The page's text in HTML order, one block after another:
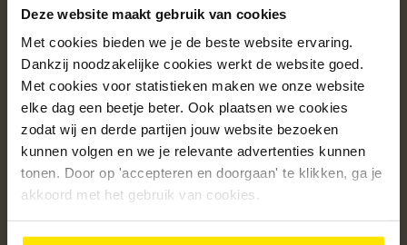
Deze website maakt gebruik van cookies
Met cookies bieden we je de beste website ervaring.
Dankzij noodzakelijke cookies werkt de website goed.
Met cookies voor statistieken maken we onze website
elke dag een beetje beter. Ook plaatsen we cookies
zodat wij en derde partijen jouw website bezoeken
kunnen volgen en we je relevante advertenties kunnen
tonen. Door op 'accepteren en doorgaan' te klikken, ga je
akkoord met het gebruik van cookies.
home
Populaire categorieën
Onze service
Klantenservice
Over ons
4.8 /5